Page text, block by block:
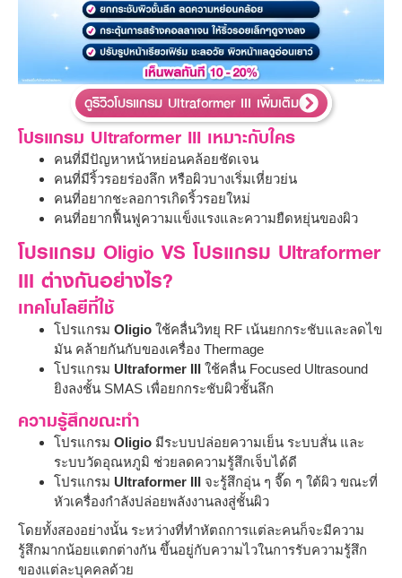
ดูรีวิวโปรแกรม Ultraformer III เพิ่มเติม
โปรแกรม Ultraformer III เหมาะกับใคร
คนที่มีปัญหาหน้าหย่อนคล้อยชัดเจน
คนที่มีริ้วรอยร่องลึก หรือผิวบางเริ่มเหี่ยวย่น
คนที่อยากชะลอการเกิดริ้วรอยใหม่
คนที่อยากฟื้นฟูความแข็งแรงและความยืดหยุ่นของผิว
โปรแกรม Oligio VS โปรแกรม Ultraformer
III ต่างกันอย่างไร?
เทคโนโลยีที่ใช้
โปรแกรม Oligio ใช้คลื่นวิทยุ RF เน้นยกกระชับและลดไข
มัน คล้ายกันกับของเครื่อง Thermage
โปรแกรม Ultraformer III ใช้คลื่น Focused Ultrasound
ยิงลงชั้น SMAS เพื่อยกกระชับผิวชั้นลึก
ความรู้สึกขณะทำ
โปรแกรม Oligio มีระบบปล่อยความเย็น ระบบสั่น และ
ระบบวัดอุณหภูมิ ช่วยลดความรู้สึกเจ็บได้ดี
โปรแกรม Ultraformer III จะรู้สึกอุ่น ๆ จี๊ด ๆ ใต้ผิว ขณะที่
หัวเครื่องกำลังปล่อยพลังงานลงสู่ชั้นผิว
โดยทั้งสองอย่างนั้น ระหว่างที่ทำหัตถการแต่ละคนก็จะมีความ
รู้สึกมากน้อยแตกต่างกัน ขึ้นอยู่กับความไวในการรับความรู้สึก
ของแต่ละบุคคลด้วย